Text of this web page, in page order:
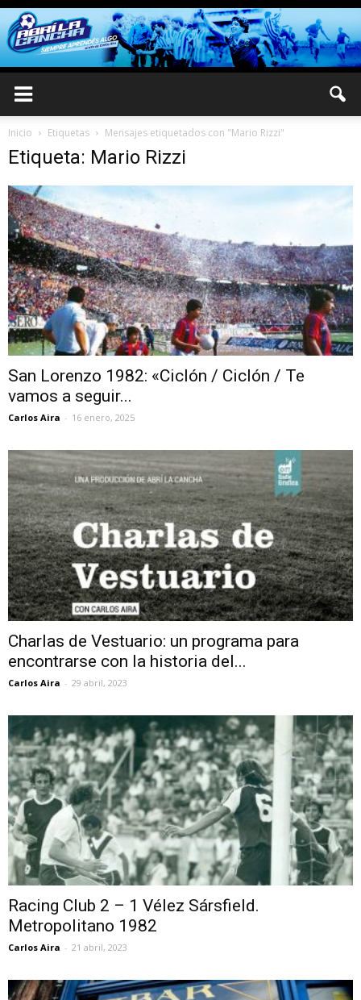
Inicio Etiquetas Mensajes etiquetados con "Mario Rizzi"
Etiqueta: Mario Rizzi
San Lorenzo 1982: «Ciclón / Ciclón / Te
vamos a seguir...
Carlos Aira - 16 enero, 2025
Charlas de Vestuario: un programa para
encontrarse con la historia del...
Carlos Aira - 29 abril, 2023
Racing Club 2 – 1 Vélez Sársfield.
Metropolitano 1982
Carlos Aira - 21 abril, 2023